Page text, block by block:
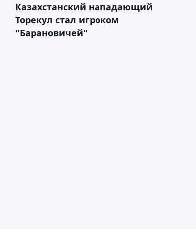
Казахстанский нападающий
Торекул стал игроком
"Барановичей"